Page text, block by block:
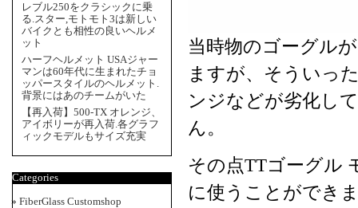
レブル250をクラシックに乗
る.スター,モトモト3は新しい
バイクとも相性の良いヘルメ
ット
ハーフヘルメット USAジャー
マンは60年代に生まれたチョ
ッパースタイルのヘルメット.
背景にはあのチームがいた
【再入荷】500-TX オレンジ、
アイボリーが再入荷.各グラフ
ィックモデルもサイズ充実
Categories
FiberGlass Customshop
当時物のゴーグル
ますが、そういっ
ンジなどが劣化し
ん。
その点TTゴーグル
に使うことができ